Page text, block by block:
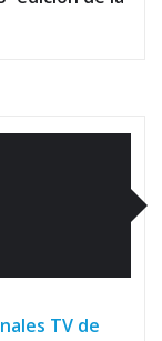
TV de